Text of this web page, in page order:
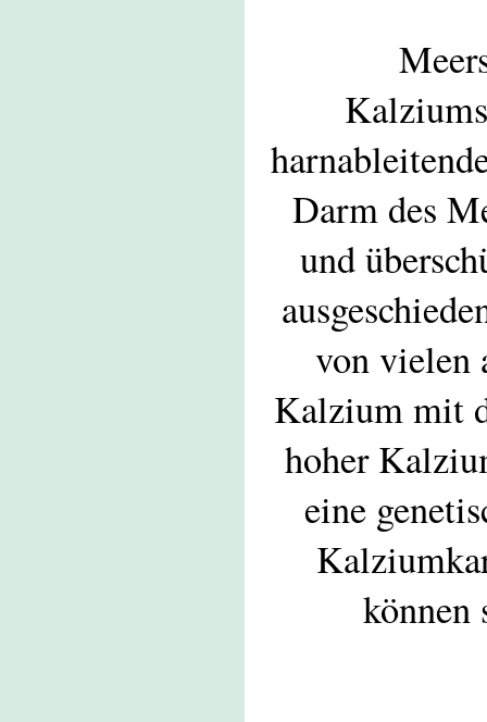
Darm des
und
von vielen
Kalzium mit
hoher
eine
können